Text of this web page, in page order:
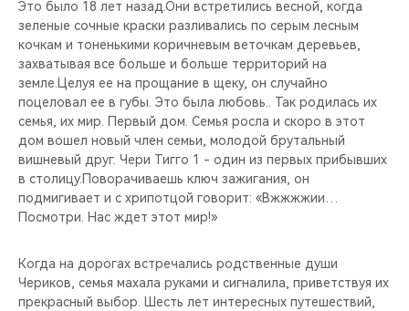
CHERY И СПОРТ
НАШИ МЕРОПРИЯТИЯ
ВИДЕООБЗОРЫ
CHERY ДЛЯ ДЕТЕЙ
Это было 18 лет назад.Они встретились весной, когда
зеленые сочные краски разливались по серым лесным
кочкам и тоненькими коричневым веточкам деревьев,
захватывая все больше и больше территорий на
земле.Целуя ее на прощание в щеку, он случайно
поцеловал ее в губы. Это была любовь.. Так родилась их
семья, их мир. Первый дом. Семья росла и скоро в этот
дом вошел новый член семьи, молодой брутальный
вишневый друг. Чери Тигго 1 - один из первых прибывших
в столицу.Поворачиваешь ключ зажигания, он
подмигивает и с хрипотцой говорит: «Вжжжжии…
Посмотри. Нас ждет этот мир!»
Когда на дорогах встречались родственные души
Чериков, семья махала руками и сигналила, приветствуя их
прекрасный выбор. Шесть лет интересных путешествий,